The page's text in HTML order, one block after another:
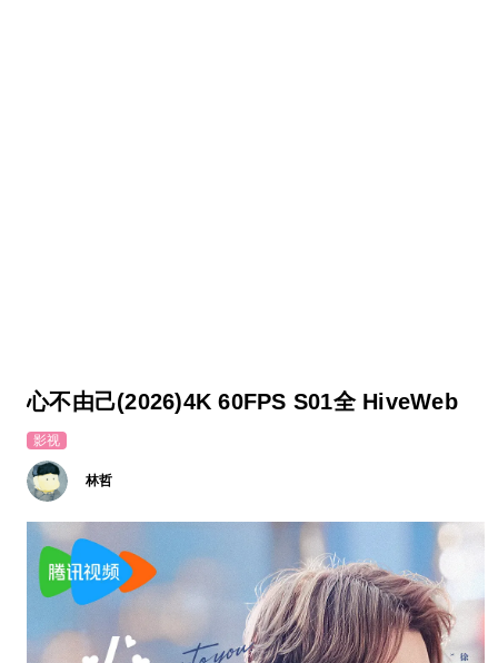
心不由己(2026)4K 60FPS S01全 HiveWeb
影视
林哲